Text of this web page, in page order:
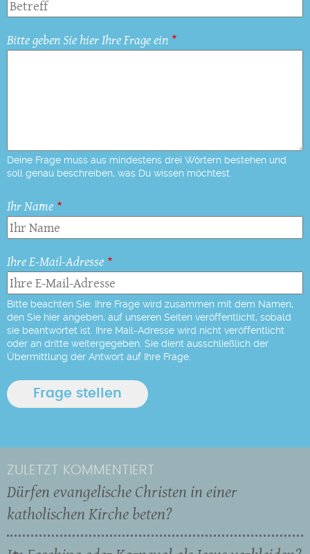
Bitte geben Sie hier Ihre Frage ein
Deine Frage muss aus mindestens drei Wörtern bestehen und
soll genau beschreiben, was Du wissen möchtest.
Ihr Name
Ihre E-Mail-Adresse
Bitte beachten Sie: Ihre Frage wird zusammen mit dem Namen,
den Sie hier angeben, auf unseren Seiten veröffentlicht, sobald
sie beantwortet ist. Ihre Mail-Adresse wird nicht veröffentlicht
oder an dritte weitergegeben. Sie dient ausschließlich der
Übermittlung der Antwort auf Ihre Frage.
ZULETZT KOMMENTIERT
Dürfen evangelische Christen in einer
katholischen Kirche beten?